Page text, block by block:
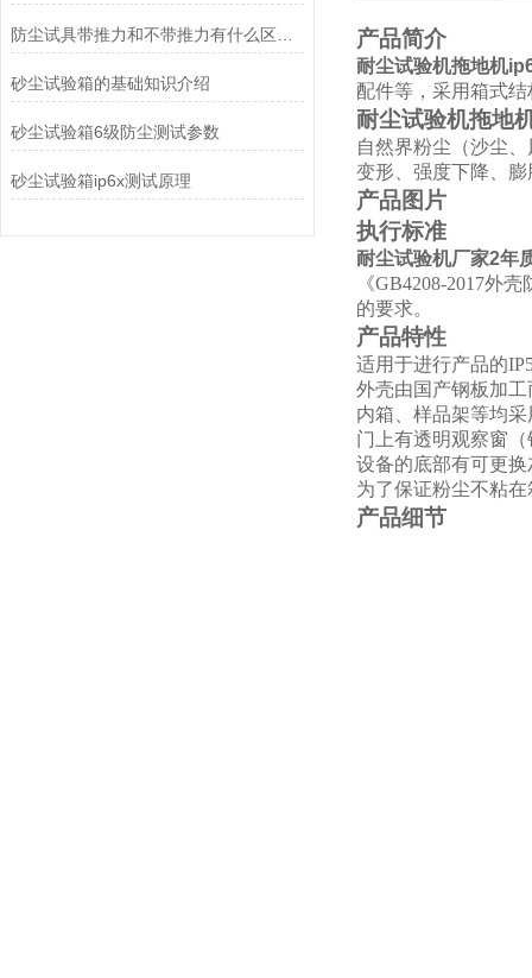
砂尘试验箱的基础知识介绍
砂尘试验箱6级防尘测试参数
砂尘试验箱ip6x测试原理
产品简介
耐尘试验机拖地机
配件等，采用箱式
耐尘试验机拖地
自然界粉尘（沙尘
变形、强度下降、
产品图片
执行标准
耐尘试验机厂家2年
《GB4208-2017外
的要求。
产品特性
适用于进行产品的
外壳由国产钢板加
内箱、样品架等均
门上有透明观察窗
设备的底部有可更
为了保证粉尘不粘
产品细节